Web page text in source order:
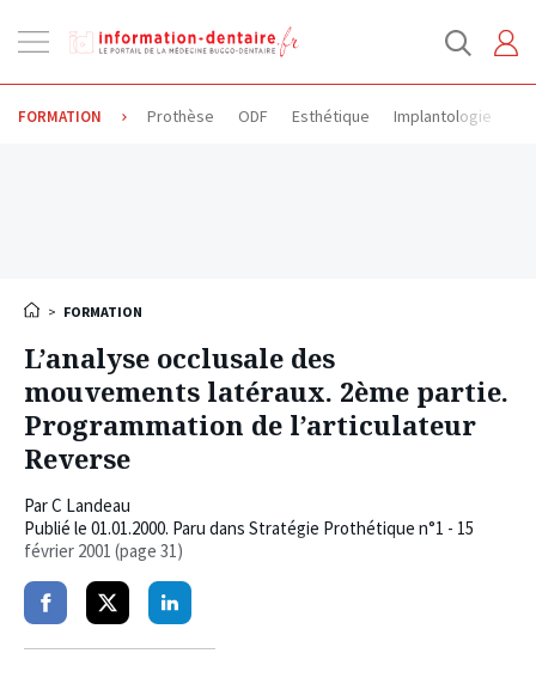
la
FORMATION Prothèse ODF Esthétique Implantologie
> FORMATION
L’analyse occlusale des
mouvements latéraux. 2ème partie.
Programmation de l’articulateur
Reverse
ParC Landeau
Publié le 01.01.2000. Paru dans Stratégie Prothétique n°1 - 15
février 2001 (page 31)
PartagerPartagerPartager